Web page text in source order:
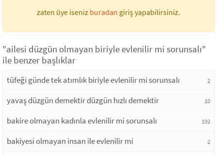
zaten üye iseniz buradan giriş yapabilirsiniz.
"ailesi düzgün olmayan biriyle evlenilir mi sorunsalı"
ile benzer başlıklar
tüfeği günde tek atımlık biriyle evlenilir mi sorunsalı 2
yavaş düzgün demektir düzgün hızlı demektir 10
bakire olmayan kadınla evlenilir mi sorunsalı 192
bakiyesi olmayan insan ile evlenilir mi 2